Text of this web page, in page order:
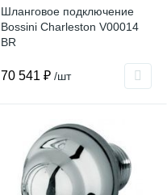
Шланговое подключение
Bossini Charleston V00014
BR
70 541 ₽ /шт